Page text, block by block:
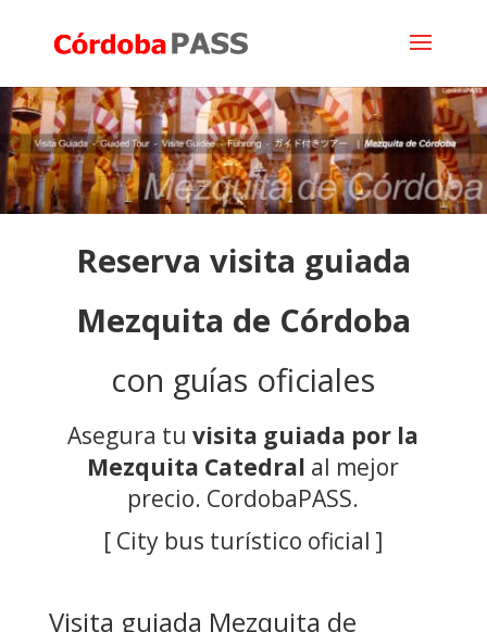
Reserva visita guiada
Mezquita de Córdoba
con guías oficiales
Asegura tuvisita guiada por la
Mezquita Catedral al mejor
precio. CordobaPASS.
[ City bus turístico oficial ]
Visita guiada Mezquita de